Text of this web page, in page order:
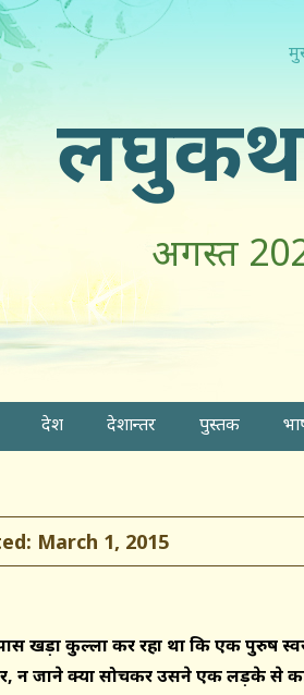
अगस्त
देश देशान्तर पुस्तक
March 1, 2015
खड़ा कुल्ला कर रहा था कि एक पुरुष
न जाने क्या सोचकर उसने एक लड़के से